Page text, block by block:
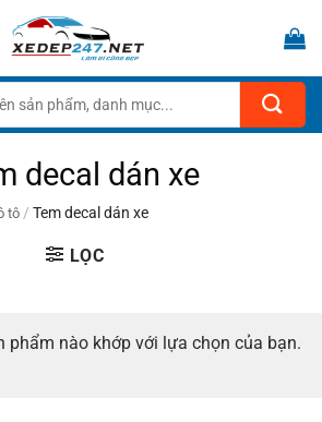
decal dán xe
tô / Tem decal dán xe
LỌC
phẩm nào khớp với lựa chọn của bạn.